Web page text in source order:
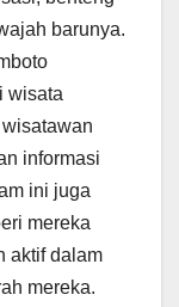
barunya.
wisata
informasi
ini juga
mereka
aktif dalam
mereka.